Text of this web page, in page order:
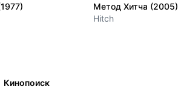
Метод Хитча (2005)
Hitch
Кинопоиск